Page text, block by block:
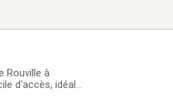
Rouville à
d'accès, idéal